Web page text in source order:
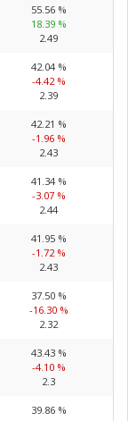
55.56 %
18.39 %
2.49
42.04 %
-4.42 %
2.39
42.21 %
-1.96 %
2.43
41.34 %
-3.07 %
2.44
41.95 %
-1.72 %
2.43
37.50 %
-16.30 %
2.32
43.43 %
-4.10 %
2.3
39.86 %